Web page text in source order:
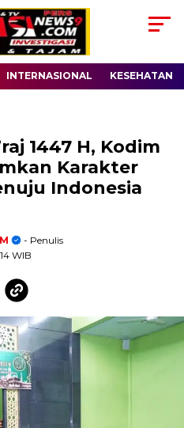
INTERNASIONAL KESEHATAN
1447 H, Kodim
Karakter
Indonesia
- Penulis
WIB